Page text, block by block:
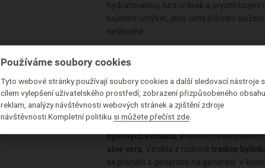
hydratovanou, bez vrásek a urychlí hojení
kojením umývat, jeho čistě přírodní
neškodné.
Upozornění:
chybou produktu. Jde o včelí vosk, který
není upravované a tak se někdy muzea
těla roztaje a dá se pěkně rozetřeme.
DULCIA naturaljepřírodní kosmetika
bylinných extraktů, kvalitních
aloe vera. Vznikla z rodinné tradice
se přenáší z generace na generaci. V
Používáme soubory cookies
Tyto webové stránky používají soubory cookies a další sledovací nástroje s
cílem vylepšení uživatelského prostředí, zobrazení přizpůsobeného
reklam, analýzy návštěvnosti webových stránek a zjištění zdroje
návštěvnosti.Kompletní politiku si můžete přečíst zde